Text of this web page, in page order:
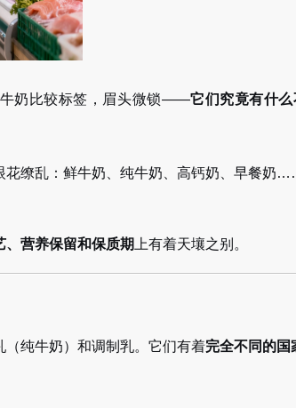
牛奶比较标签，眉头微锁——它们究竟有什么
花缭乱：鲜牛奶、纯牛奶、高钙奶、早餐奶
、营养保留和保质期 上有着天壤之别。
纯牛奶）和调制乳。它们有着完全不同的国